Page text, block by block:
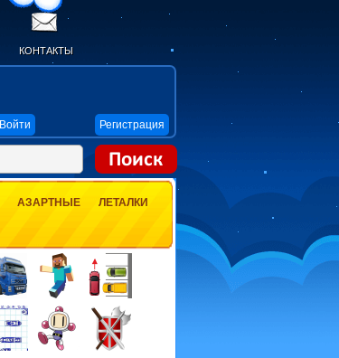
КОНТАКТЫ
Войти Регистрация
АЗАРТНЫЕ
ЛЕТАЛКИ